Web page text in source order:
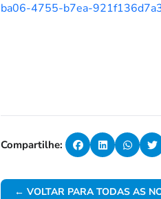
ba06-4755-b7ea-
Compartilhe:
← VOLTAR PARA TODAS AS